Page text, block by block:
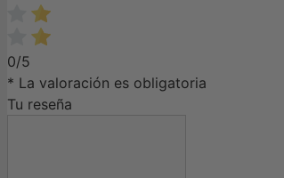
0/5
* La valoración es obligatoria
Tu reseña